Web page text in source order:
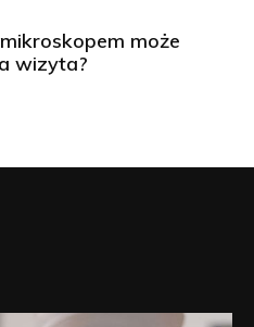
może
wizyta?